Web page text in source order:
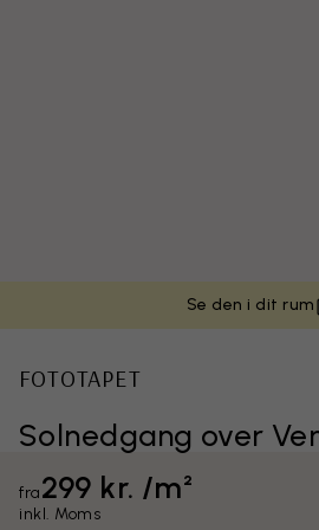
Se den i dit rum
Solnedgang over
FOTOTAPET
fra299 kr. /m²
inkl. Moms